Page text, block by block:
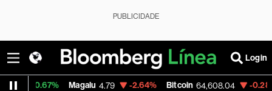
PUBLICIDADE
Login
Magalu 4.79 -2.64% Bitcoin 64,608.04 -0.28% Ibov